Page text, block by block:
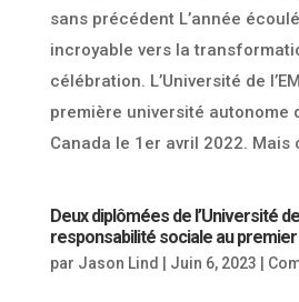
sans précédent L’année
incroyable vers la
célébration. L’Université de
première université autonome
Canada le 1er avril 2022. Mais
Deux diplômées de l’Université
responsabilité sociale au premier
par Jason Lind Juin 6, 2023